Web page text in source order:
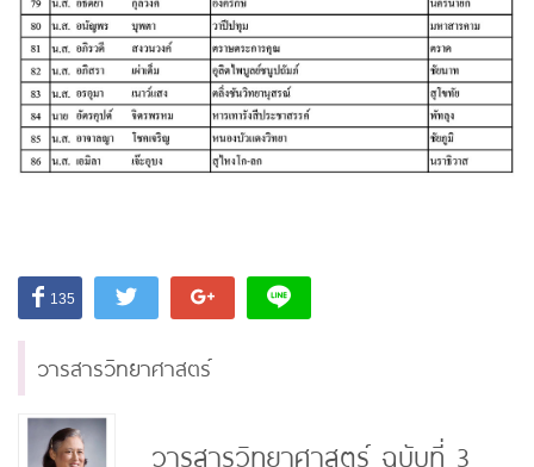
135
วารสารวิทยาศาสตร์
วารสารวิทยาศาสตร์ ฉบับที่ 3